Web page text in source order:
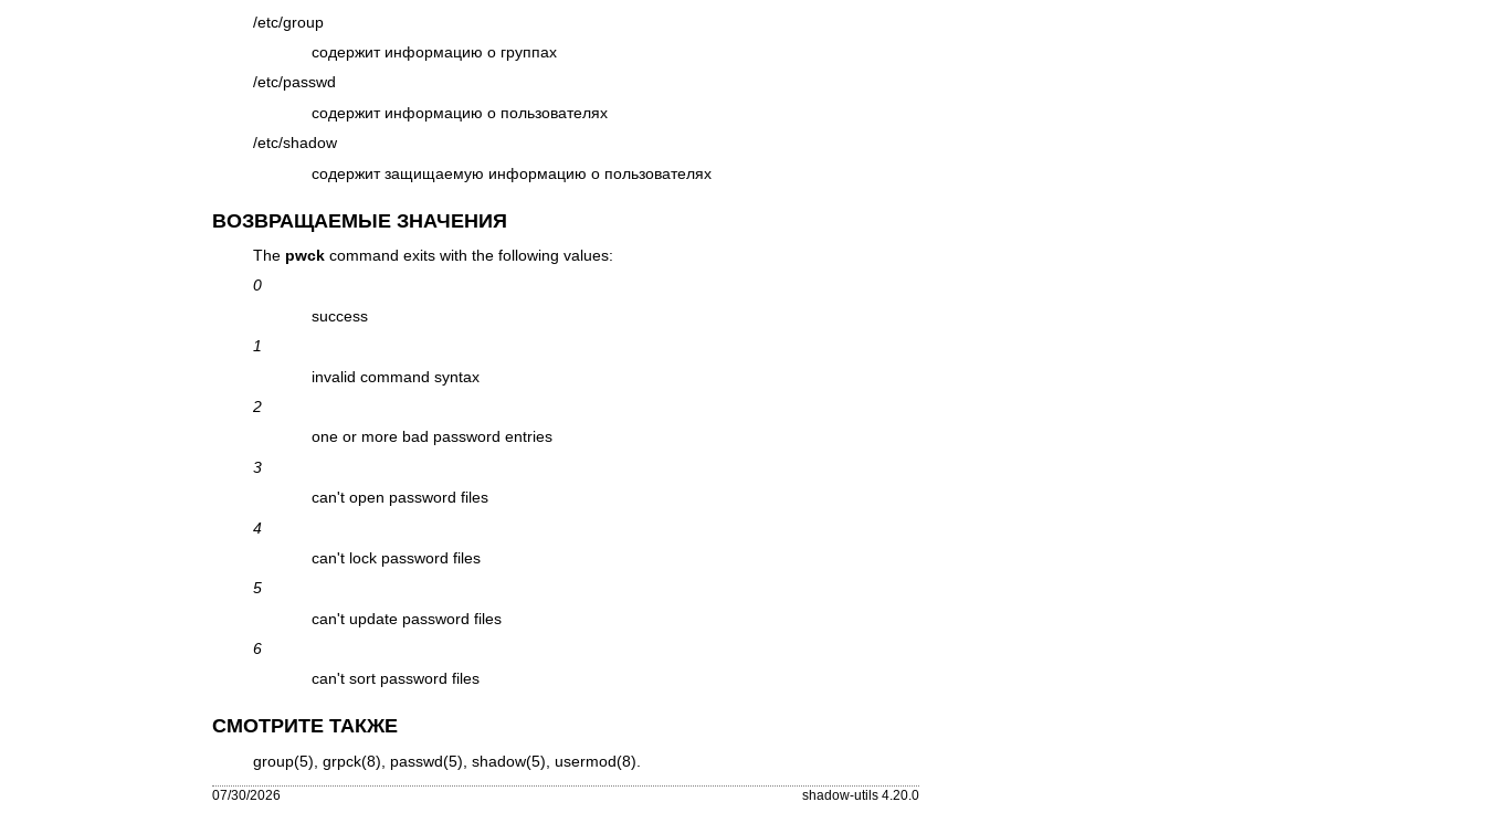
/etc/group
содержит информацию о группах
/etc/passwd
содержит информацию о пользователях
/etc/shadow
содержит защищаемую информацию о пользователях
ВОЗВРАЩАЕМЫЕ ЗНАЧЕНИЯ
The pwckcommand exits with the following values:
0
success
1
invalid command syntax
2
one or more bad password entries
3
can't open password files
4
can't lock password files
5
can't update password files
6
can't sort password files
СМОТРИТЕ ТАКЖЕ
group(5) grpck(8) passwd(5) shadow(5) usermod(8)
07/30/2026 shadow-utils 4.20.0